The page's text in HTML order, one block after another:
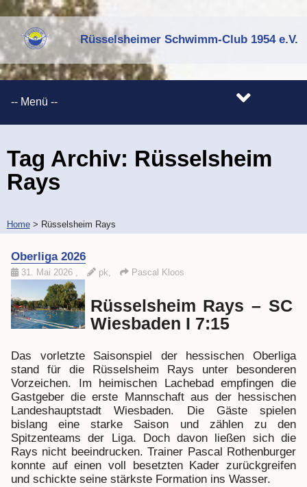
Rüsselsheimer Schwimm-Club 1954 e.V.
Tag Archiv: Rüsselsheim
Rays
Home> Rüsselsheim Rays
Oberliga 2026
31. Mai 2026 , pk, Pascal Kloos
Rüsselsheim Rays – SC
Wiesbaden I 7:15
Das vorletzte Saisonspiel der hessischen Oberliga
stand für die Rüsselsheim Rays unter besonderen
Vorzeichen. Im heimischen Lachebad empfingen die
Gastgeber die erste Mannschaft aus der hessischen
Landeshauptstadt Wiesbaden. Die Gäste spielen
bislang eine starke Saison und zählen zu den
Spitzenteams der Liga. Doch davon ließen sich die
Rays nicht beeindrucken. Trainer Pascal Rothenburger
konnte auf einen voll besetzten Kader zurückgreifen
und schickte seine stärkste Formation ins Wasser.